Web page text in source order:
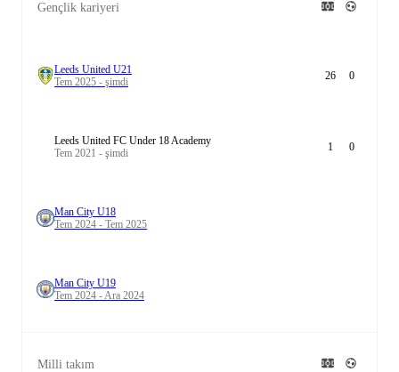
Gençlik kariyeri
Leeds United U21
Tem 2025 - şimdi
26 0
Leeds United FC Under 18 Academy
Tem 2021 - şimdi
1 0
Man City U18
Tem 2024 - Tem 2025
Man City U19
Tem 2024 - Ara 2024
Milli takım